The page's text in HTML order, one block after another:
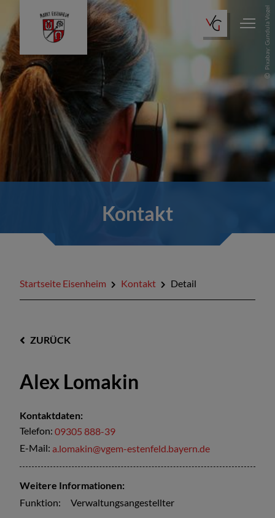
Pixabay: Gundula Vogel
Kontakt
Startseite Eisenheim Kontakt Detail
ZURÜCK
Alex Lomakin
Kontaktdaten:
Telefon: 09305 888-39
E-Mail: a.lomakin@vgem-estenfeld.bayern.de
Weitere Informationen:
Funktion:
Verwaltungsangestellter